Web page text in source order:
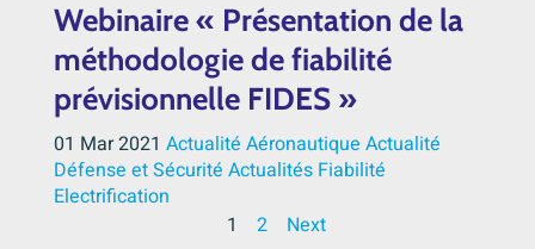
Webinaire « Présentation de la
méthodologie de fiabilité
prévisionnelle FIDES »
01 Mar 2021 Actualité Aéronautique Actualité
Défense et Sécurité Actualités Fiabilité
Electrification
1
2 Next